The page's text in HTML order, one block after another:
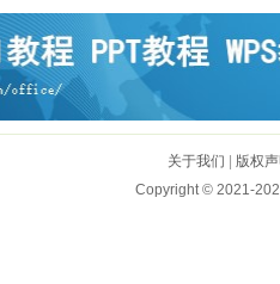
关于我们
版权
Copyright © 2021-